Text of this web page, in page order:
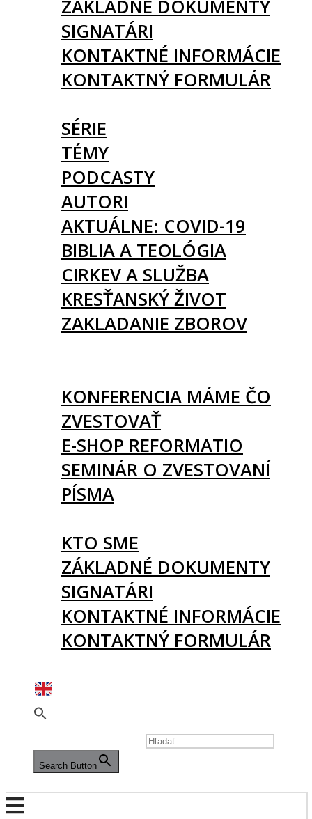
ZÁKLADNÉ DOKUMENTY
SIGNATÁRI
KONTAKTNÉ INFORMÁCIE
KONTAKTNÝ FORMULÁR
SÉRIE
TÉMY
PODCASTY
AUTORI
AKTUÁLNE: COVID-19
BIBLIA A TEOLÓGIA
CIRKEV A SLUŽBA
KRESŤANSKÝ ŽIVOT
ZAKLADANIE ZBOROV
KONFERENCIA MÁME ČO
ZVESTOVAŤ
E-SHOP REFORMATIO
SEMINÁR O ZVESTOVANÍ
PÍSMA
KTO SME
ZÁKLADNÉ DOKUMENTY
SIGNATÁRI
KONTAKTNÉ INFORMÁCIE
KONTAKTNÝ FORMULÁR
Search Button